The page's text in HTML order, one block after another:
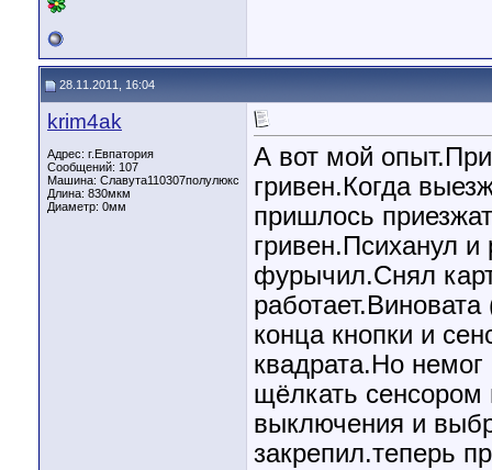
28.11.2011, 16:04
krim4ak
Адрес: г.Евпатория
Сообщений: 107
Машина: Славута110307полулюкс
Длина: 830мкм
Диаметр: 0мм
А вот мой
гривен.Когда
пришлось
гривен.Психанул
фурычил.Снял
конца кнопки и
квадрата.Но
щёлкать
выключения и
закрепил.теперь